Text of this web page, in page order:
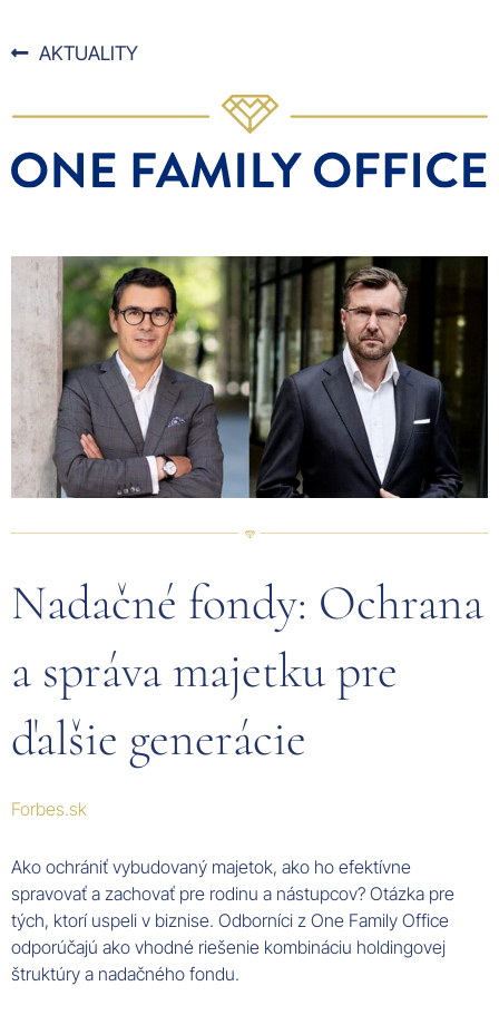
AKTUALITY
Nadačné fondy: Ochrana
a správa majetku pre
ďalšie generácie
Forbes.sk
Ako ochrániť vybudovaný majetok, ako ho efektívne
spravovať a zachovať pre rodinu a nástupcov? Otázka pre
tých, ktorí uspeli v biznise. Odborníci z One Family Office
odporúčajú ako vhodné riešenie kombináciu holdingovej
štruktúry a nadačného fondu.